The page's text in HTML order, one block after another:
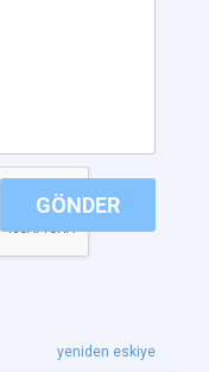
GÖNDER
yeniden eskiye